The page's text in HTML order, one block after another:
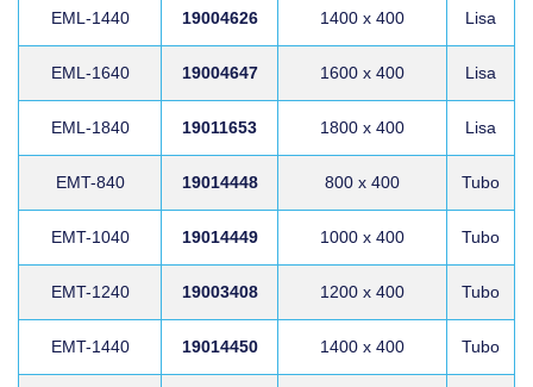
EML-1440 19004626 1400 x 400 Lisa
EML-1640 19004647 1600 x 400 Lisa
EML-1840 19011653 1800 x 400 Lisa
EMT-840 19014448 800 x 400 Tubo
EMT-1040 19014449 1000 x 400 Tubo
EMT-1240 19003408 1200 x 400 Tubo
EMT-1440 19014450 1400 x 400 Tubo